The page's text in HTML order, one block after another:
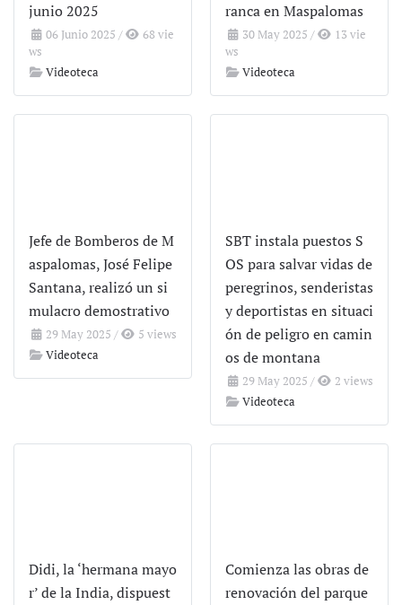
junio 2025
06 Junio 2025 /
68 vie
ws
Videoteca
ranca en Maspalomas
30 May 2025 /
13 vie
ws
Videoteca
Jefe de Bomberos de M
aspalomas, José Felipe
Santana, realizó un si
mulacro demostrativo
29 May 2025 /
5 views
Videoteca
SBT instala puestos S
OS para salvar vidas de
peregrinos, senderistas
y deportistas en situaci
ón de peligro en camin
os de montana
29 May 2025 /
2 views
Videoteca
Didi, la ‘hermana mayo
r’ de la India, dispuest
Comienza las obras de
renovación del parque